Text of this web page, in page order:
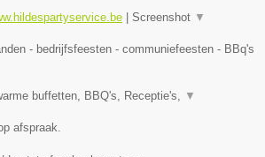
Screenshot ▼
- bedrijfsfeesten - communiefeesten - BBq's
buffetten, BBQ's, Receptie's, ▼
afspraak.